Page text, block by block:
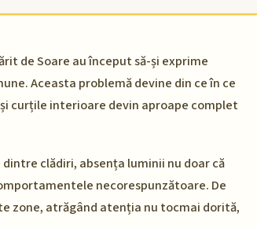
de Soare au început să-și exprime
Aceasta problemă devine din ce în ce
curțile interioare devin aproape complet
clădiri, absența luminii nu doar că
necorespunzătoare. De
zone, atrăgând atenția nu tocmai dorită,